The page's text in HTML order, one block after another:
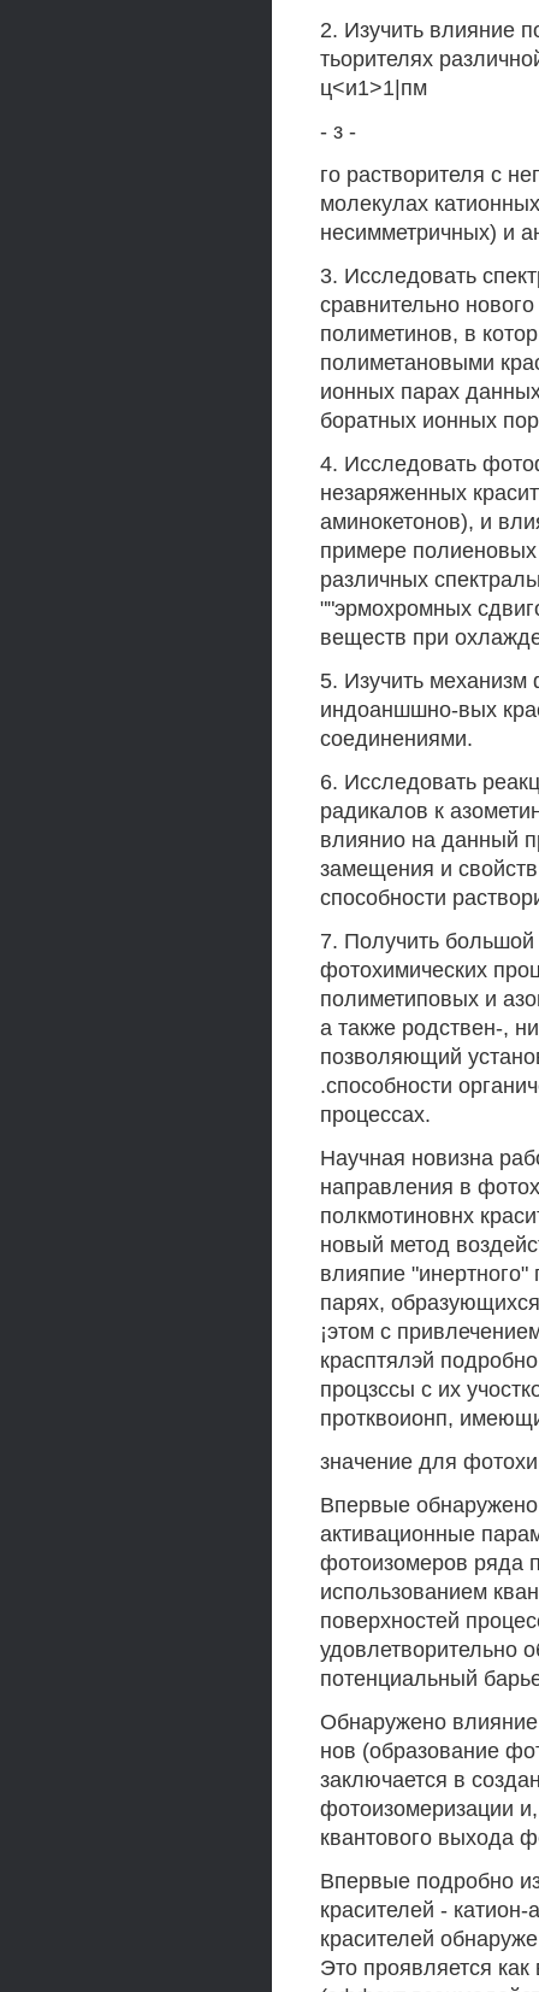
2. Изучить влияние
тьорителях
ц<и1>1|пм
- з -
го растворителя с
молекулах
несимметричных) и
3. Исследовать
сравнительно
полиметинов, в
полиметановыми
ионных парах
боратных ионных
4. Исследовать
незаряженных
аминокетонов), и
примере полиеновых
различных
""эрмохромных
веществ при
5. Изучить механизм
индоаншшно-вых
соединениями.
6. Исследовать
радикалов к
влиянио на данный
замещения и
способности
7. Получить большой
фотохимических
полиметиповых и
а также родствен-,
позволяющий
.способности
процессах.
Научная новизна
направления в
полкмотиновнх
новый метод
влияпие
парях,
¡этом с
красптялэй
процзссы с их
протквоионп,
значение для
Впервые
активационные
фотоизомеров ряда
использованием
поверхностей
удовлетворительно
потенциальный
Обнаружено
нов (образование
заключается в
фотоизомеризации
квантового выхода
Впервые подробно
красителей -
красителей
Это проявляется